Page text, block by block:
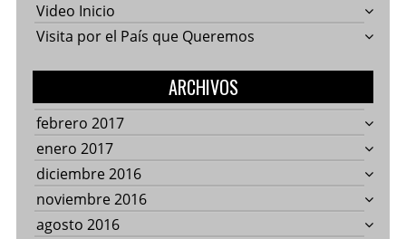
Video Inicio
Visita por el País que Queremos
ARCHIVOS
febrero 2017
enero 2017
diciembre 2016
noviembre 2016
agosto 2016